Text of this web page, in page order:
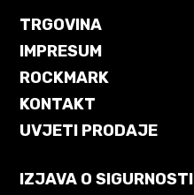
TRGOVINA
IMPRESUM
ROCKMARK
KONTAKT
UVJETI PRODAJE
IZJAVA O SIGURNOSTI